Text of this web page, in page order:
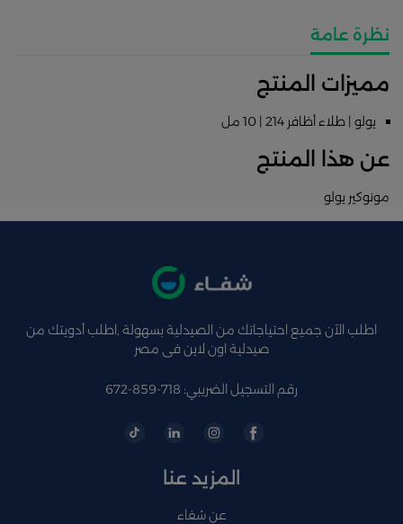
نظرة عامة
مميزات المنتج
يولو | طلاء أظافر 214 | 10 مل
عن هذا المنتج
مونوكير يولو
اطلب الآن جميع احتياجاتك من الصيدلية بسهولة ,اطلب أدويتك من
صيدلية اون لاين فى مصر
رقم التسجيل الضريبي: 718-859-672
المزيد عنا
عن شفاء